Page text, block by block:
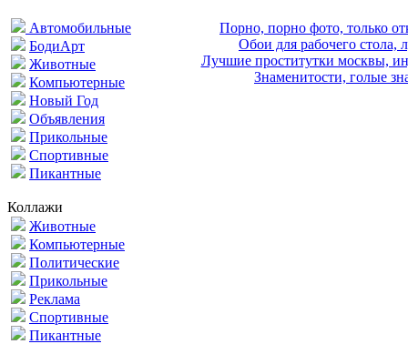
Автомобильные
БодиАрт
Животные
Компьютерные
Новый Год
Объявления
Прикольные
Спортивные
Пикантные
Коллажи
Животные
Компьютерные
Политические
Прикольные
Реклама
Спортивные
Пикантные
Порно, порно фото, только
Обои для рабочего стола,
Лучшие проститутки москвы,
Знаменитости, голые